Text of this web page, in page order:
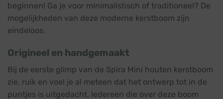
beginnen! Ga je voor minimalistisch of traditioneel? De
mogelijkheden van deze moderne kerstboom zijn
eindeloos.
Origineel en handgemaakt
Bij de eerste glimp van de Spira Mini houten kerstboom
zie, ruik en voel je al meteen dat het ontwerp tot in de
puntjes is uitgedacht. Iedereen die over deze boom